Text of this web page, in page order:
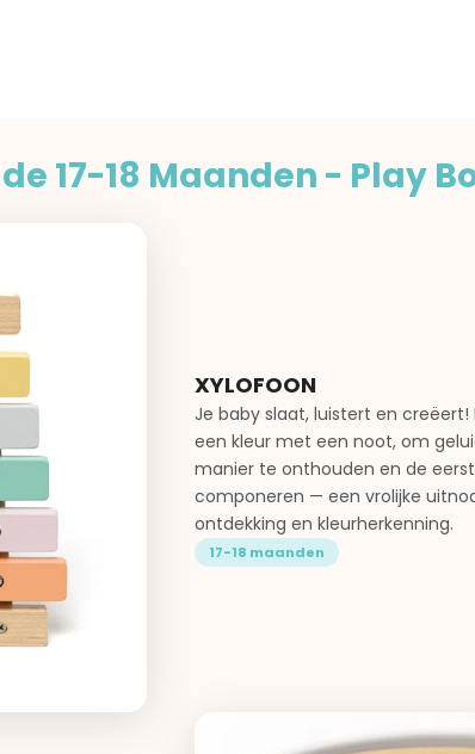
17-18 Maanden - Play
XYLOFOON
Je baby slaat, luistert en
een kleur met een noot, om
manier te onthouden en de
componeren — een vrolijke
ontdekking en kleurherkenning.
17-18 maanden